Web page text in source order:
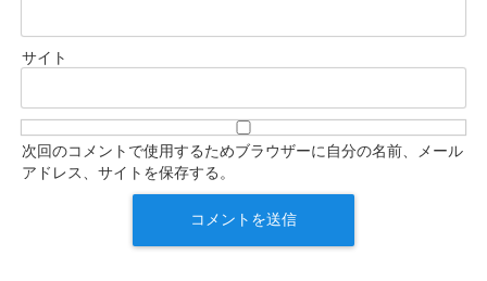
サイト
次回のコメントで使用するためブラウザーに自分の名前、メール
アドレス、サイトを保存する。